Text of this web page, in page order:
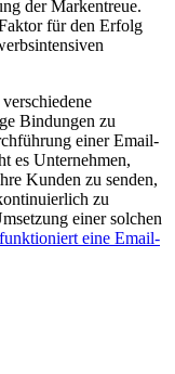
der Markentreue.
für den Erfolg
Bindungen zu
einer Email-
es Unternehmen,
Kunden zu senden,
zu
einer solchen
eine Email-